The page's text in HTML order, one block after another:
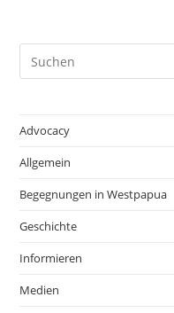
Advocacy
Allgemein
Begegnungen in Westpapua
Geschichte
Informieren
Medien